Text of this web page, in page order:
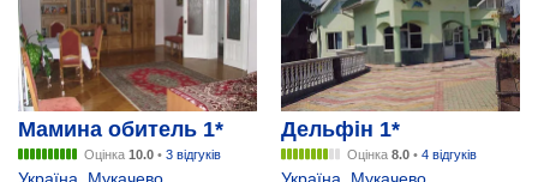
Мамина обитель 1*
Оцінка 10.0 • 3 відгуків
Дельфін 1*
Оцінка 8.0 • 4 відгуків